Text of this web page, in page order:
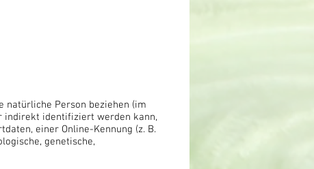
natürliche Person beziehen (im
indirekt identifiziert werden kann,
einer Online-Kennung (z. B.
genetische,